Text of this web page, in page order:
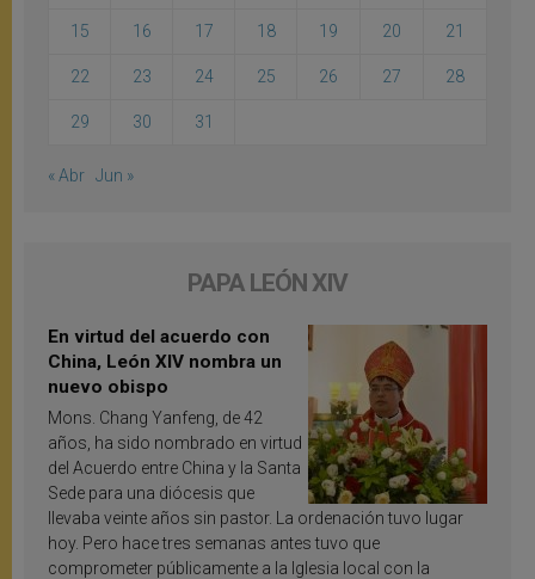
15 16 17 18 19 20 21
22 23 24 25 26 27 28
29 30 31
« Abr Jun »
PAPA LEÓN XIV
En virtud del acuerdo con
China, León XIV nombra un
nuevo obispo
Mons. Chang Yanfeng, de 42
años, ha sido nombrado en virtud
del Acuerdo entre China y la Santa
Sede para una diócesis que
llevaba veinte años sin pastor. La ordenación tuvo lugar
hoy. Pero hace tres semanas antes tuvo que
comprometer públicamente a la Iglesia local con la